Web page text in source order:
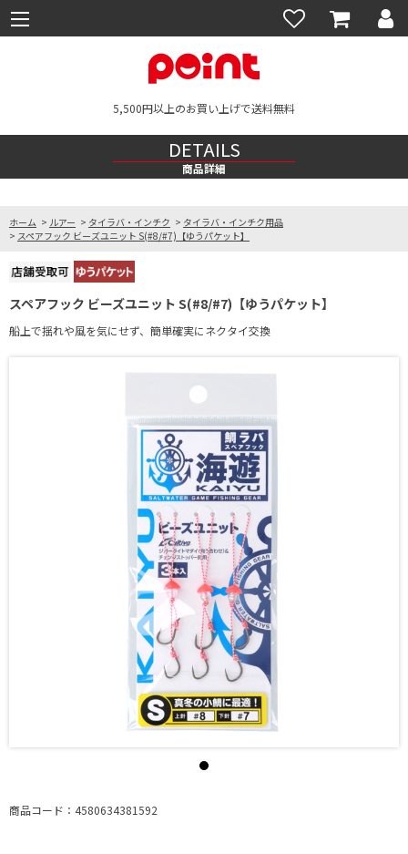
5,500円以上のお買い上げで送料無料
DETAILS
商品詳細
ホーム > ルアー > タイラバ・インチク > タイラバ・インチク用品
> スペアフック ビーズユニット S(#8/#7)【ゆうパケット】
スペアフック ビーズユニット S(#8/#7)【ゆうパケット】
船上で揺れや風を気にせず、簡単確実にネクタイ交換
商品コード：4580634381592